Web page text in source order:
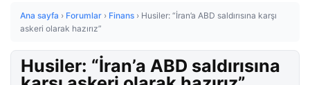
Ana sayfa › Forumlar › Finans › Husiler: “İran’a ABD saldırısına karşı
askeri olarak hazırız”
Husiler: “İran’a ABD saldırısına